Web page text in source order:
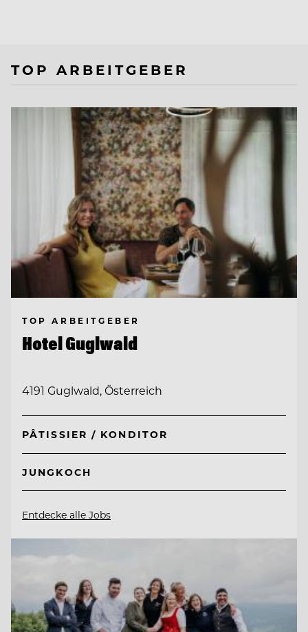
TOP ARBEITGEBER
TOP ARBEITGEBER
Hotel Guglwald
4191 Guglwald, Österreich
PÂTISSIER / KONDITOR
JUNGKOCH
Entdecke alle Jobs